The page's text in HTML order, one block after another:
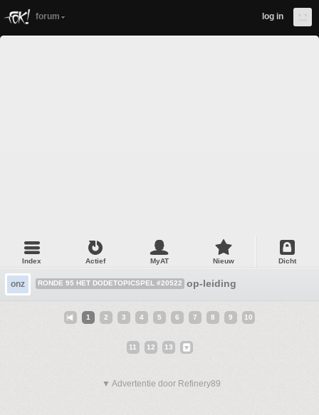
forum log in
Index Actief MyAT Nieuw Dicht
onz RONDE 95 HET DODETOPICSPEL #20522 op-leiding
1 2 3 4 5 6 7 8 9 10
11 12 13
▼ Advertentie door Refinery89